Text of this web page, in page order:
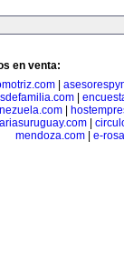
en venta:
|
|
|
|
mendoza.com
e-